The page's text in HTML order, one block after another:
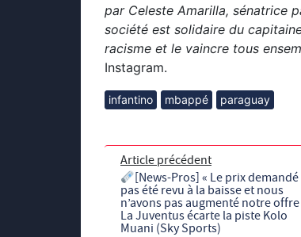
par Celeste Amarilla, sénatrice
société est solidaire du
racisme et le vaincre tous
Instagram.
infantino mbappé paraguay
Article précédent
[News-Pros] « Le prix demandé
pas été revu à la baisse et nous
n’avons pas augmenté notre offre
La Juventus écarte la piste Kolo
Muani (Sky Sports)